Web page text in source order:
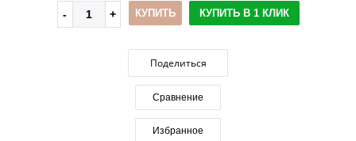
КУПИТЬ КУПИТЬ В 1 КЛИК
Поделиться
Сравнение
Избранное